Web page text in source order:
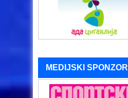
MEDIJSKI SPONZORI